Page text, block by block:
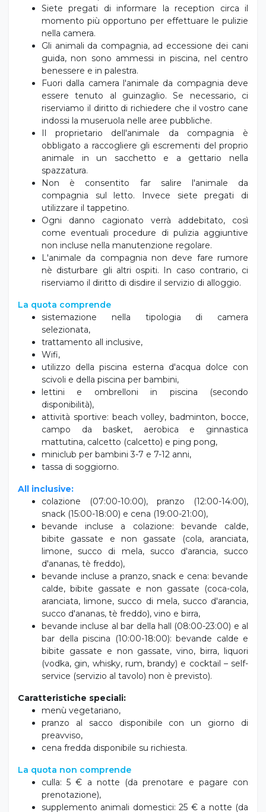
Siete pregati di informare la reception circa il
momentopiù opportuno per effettuare le pulizie
nella camera.
Gli animali da compagnia, ad eccessione dei cani
guida, non sono ammessi in piscina, nel centro
benessere e in palestra.
Fuori dalla camera l'animale da compagnia deve
essere tenuto al guinzaglio. Se necessario, ci
riserviamo il diritto di richiedere che il vostro cane
indossi la museruola nelle aree pubbliche.
Il proprietario dell'animale da compagnia è
obbligato a raccogliere gli escrementi del proprio
animale in un sacchetto e a gettario nella
spazzatura.
Non è consentito far salire l'animale da
compagnia sul letto. Invece siete pregati di
utilizzare il tappetino.
Ogni danno cagionato verrà addebitato, così
come eventuali procedure di pulizia aggiuntive
non incluse nella manutenzione regolare.
L'animale da compagnia non deve fare rumore
nè disturbare gli altri ospiti. In caso contrario, ci
riserviamo il diritto di disdire il servizio di alloggio.
La quota comprende
sistemazione nella tipologia di camera
selezionata,
trattamento all inclusive,
Wifi,
utilizzo della piscina esterna d'acqua dolce con
scivoli e della piscina per bambini,
lettini e ombrelloni in piscina (secondo
disponibilità),
attività sportive: beach volley, badminton, bocce,
campo da basket, aerobica e ginnastica
mattutina, calcetto (calcetto) e ping pong,
miniclub per bambini 3-7 e 7-12 anni,
tassa di soggiorno.
All inclusive:
colazione (07:00-10:00), pranzo (12:00-14:00),
snack (15:00-18:00) e cena (19:00-21:00),
bevande incluse a colazione: bevande calde,
bibite gassate e non gassate (cola, aranciata,
limone, succo di mela, succo d'arancia, succo
d'ananas, tè freddo),
bevande incluse a pranzo, snack e cena: bevande
calde, bibite gassate e non gassate (coca-cola,
aranciata, limone, succo di mela, succo d'arancia,
succo d'ananas, tè freddo), vino e birra,
bevande incluse al bar della hall (08:00-23:00) e al
bar della piscina (10:00-18:00): bevande calde e
bibite gassate e non gassate, vino, birra, liquori
(vodka, gin, whisky, rum, brandy) e cocktail – self-
service (servizio al tavolo) non è previsto).
Caratteristiche speciali:
menù vegetariano,
pranzo al sacco disponibile con un giorno di
preavviso,
cena fredda disponibile su richiesta.
La quota non comprende
culla: 5 € a notte (da prenotare e pagare con
prenotazione),
supplemento animali domestici: 25 € a notte (da